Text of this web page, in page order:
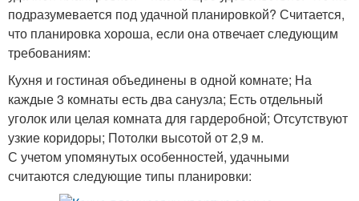
подразумевается под удачной планировкой? Считается,
что планировка хороша, если она отвечает следующим
требованиям:
Кухня и гостиная объединены в одной комнате; На
каждые 3 комнаты есть два санузла; Есть отдельный
уголок или целая комната для гардеробной; Отсутствуют
узкие коридоры; Потолки высотой от 2,9 м.
С учетом упомянутых особенностей, удачными
считаются следующие типы планировки: